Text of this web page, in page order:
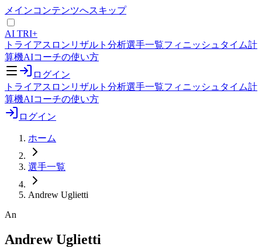
メインコンテンツへスキップ
AI TRI+
トライアスロンリザルト分析選手一覧フィニッシュタイム計
算機AIコーチの使い方
ログイン
トライアスロンリザルト分析選手一覧フィニッシュタイム計
算機AIコーチの使い方
ログイン
ホーム
選手一覧
Andrew Uglietti
An
Andrew Uglietti